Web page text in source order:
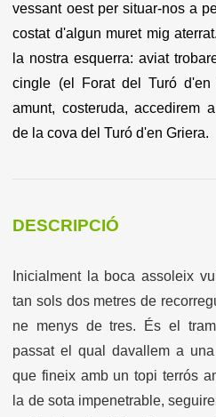
vessant oest per situar-nos a
costat d'algun muret mig
la nostra esquerra: aviat
cingle (el Forat del Turó
amunt, costeruda, accedirem
de la cova del Turó d'en Griera.
DESCRIPCIÓ
Inicialment la boca assoleix
tan sols dos metres de
ne menys de tres. És el
passat el qual davallem a
que fineix amb un topi terrós
la de sota impenetrable,